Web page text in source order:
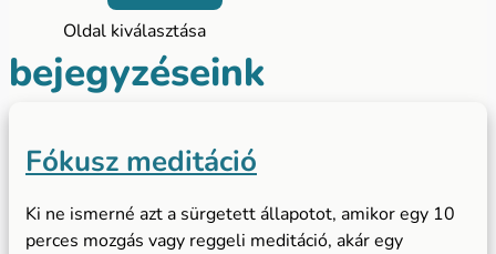
Oldal kiválasztása
bejegyzéseink
Fókusz meditáció
Ki ne ismerné azt a sürgetett állapotot, amikor egy 10
perces mozgás vagy reggeli meditáció, akár egy